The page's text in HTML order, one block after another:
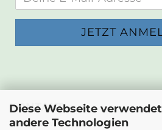
Diese Webseite
andere Technologien
KONTAKT
Die Papierwerkstatt